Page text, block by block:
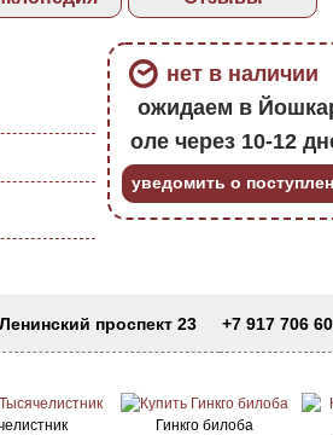
нет в наличии
ожидаем в
оле через 10-12
уведомить о
Ленинский проспект 23 +7 917 706
Гинкго билоба